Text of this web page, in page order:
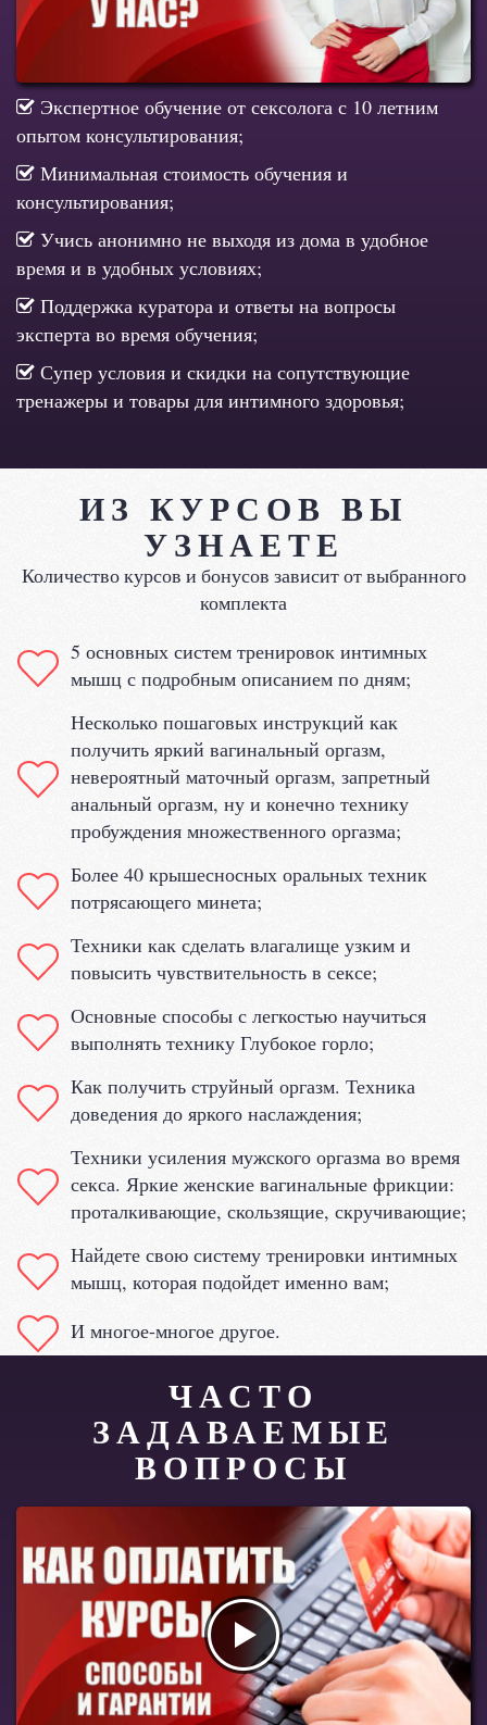
Экспертное обучение от сексолога с 10 летним
опытом консультирования;
Минимальная стоимость обучения и
консультирования;
Учись анонимно не выходя из дома в удобное
время и в удобных условиях;
Поддержка куратора и ответы на вопросы
эксперта во время обучения;
Супер условия и скидки на сопутствующие
тренажеры и товары для интимного здоровья;
ИЗ КУРСОВ ВЫ
УЗНАЕТЕ
Количество курсов и бонусов зависит от выбранного
комплекта
5 основных систем тренировок интимных
мышц с подробным описанием по дням;
Несколько пошаговых инструкций как
получить яркий вагинальный оргазм,
невероятный маточный оргазм, запретный
анальный оргазм, ну и конечно технику
пробуждения множественного оргазма;
Более 40 крышесносных оральных техник
потрясающего минета;
Техники как сделать влагалище узким и
повысить чувствительность в сексе;
Основные способы с легкостью научиться
выполнять технику Глубокое горло;
Как получить струйный оргазм. Техника
доведения до яркого наслаждения;
Техники усиления мужского оргазма во время
секса. Яркие женские вагинальные фрикции:
проталкивающие, скользящие, скручивающие;
Найдете свою систему тренировки интимных
мышц, которая подойдет именно вам;
И многое-многое другое.
ЧАСТО
ЗАДАВАЕМЫЕ
ВОПРОСЫ